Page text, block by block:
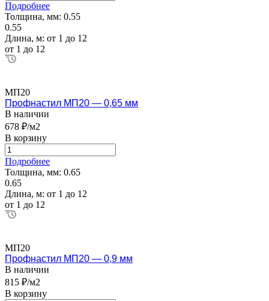
Подробнее
Толщина, мм: 0.55
0.55
Длина, м: от 1 до 12
от 1 до 12
МП20
Профнастил МП20 — 0,65 мм
В наличии
678 ₽/м2
В корзину
Подробнее
Толщина, мм: 0.65
0.65
Длина, м: от 1 до 12
от 1 до 12
МП20
Профнастил МП20 — 0,9 мм
В наличии
815 ₽/м2
В корзину